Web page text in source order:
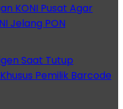
KONI Pusat Agar
Jelang PON
Saat Tutup
Pemilik Barcode